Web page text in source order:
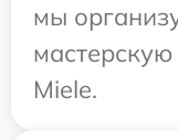
мы
Miele.